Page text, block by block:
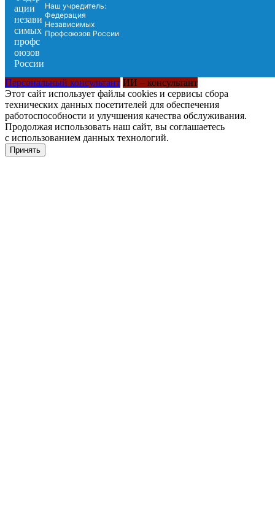
Наш учредитель:
Федерация
Независимых
Профсоюзов России
Персональный консультант ИИ – консультант
Этот сайт использует файлы cookies и сервисы сбора
технических данных посетителей для обеспечения
работоспособности и улучшения качества обслуживания.
Продолжая использовать наш сайт, вы соглашаетесь
с использованием данных технологий.
Принять